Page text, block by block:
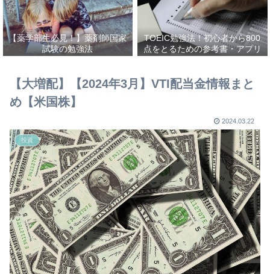
【薬学部生必見！】薬剤師国家
試験の勉強法
TOEIC勉強法！初心者から800
点をとるための参考書・アプリ
を紹介！
【大増配】【2024年3月】VTI配当金情報まと
め【米国株】
2024.03.22
投資